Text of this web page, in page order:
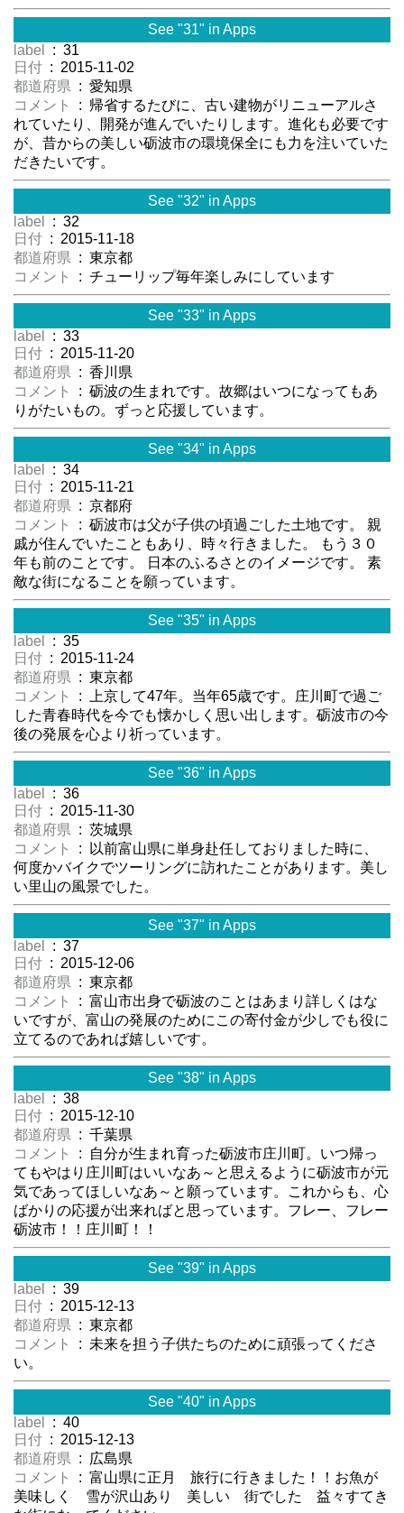
See "31" in Apps
label
: 31
日付 : 2015-11-02
都道府県 : 愛知県
コメント
: 帰省するたびに、古い建物がリニューアルさ
れていたり、開発が進んでいたりします。進化も必要です
が、昔からの美しい砺波市の環境保全にも力を注いていた
だきたいです。
See "32" in Apps
label
: 32
日付 : 2015-11-18
都道府県 : 東京都
コメント
: チューリップ毎年楽しみにしています
See "33" in Apps
label
: 33
日付 : 2015-11-20
都道府県 : 香川県
コメント
: 砺波の生まれです。故郷はいつになってもあ
りがたいもの。ずっと応援しています。
See "34" in Apps
label
: 34
日付 : 2015-11-21
都道府県 : 京都府
コメント
: 砺波市は父が子供の頃過ごした土地です。 親
戚が住んでいたこともあり、時々行きました。 もう３０
年も前のことです。 日本のふるさとのイメージです。 素
敵な街になることを願っています。
See "35" in Apps
label
: 35
日付 : 2015-11-24
都道府県 : 東京都
コメント
: 上京して47年。当年65歳です。庄川町で過ご
した青春時代を今でも懐かしく思い出します。砺波市の今
後の発展を心より祈っています。
See "36" in Apps
label
: 36
日付 : 2015-11-30
都道府県 : 茨城県
コメント
: 以前富山県に単身赴任しておりました時に、
何度かバイクでツーリングに訪れたことがあります。美し
い里山の風景でした。
See "37" in Apps
label
: 37
日付 : 2015-12-06
都道府県 : 東京都
コメント
: 富山市出身で砺波のことはあまり詳しくはな
いですが、富山の発展のためにこの寄付金が少しでも役に
立てるのであれば嬉しいです。
See "38" in Apps
label
: 38
日付 : 2015-12-10
都道府県 : 千葉県
コメント
: 自分が生まれ育った砺波市庄川町。いつ帰っ
てもやはり庄川町はいいなあ～と思えるように砺波市が元
気であってほしいなあ～と願っています。これからも、心
ばかりの応援が出来ればと思っています。フレー、フレー
砺波市！！庄川町！！
See "39" in Apps
label
: 39
日付 : 2015-12-13
都道府県 : 東京都
コメント
: 未来を担う子供たちのために頑張ってくださ
い。
See "40" in Apps
label
: 40
日付 : 2015-12-13
都道府県 : 広島県
コメント
: 富山県に正月 旅行に行きました！！お魚が
美味しく 雪が沢山あり 美しい 街でした 益々すてき